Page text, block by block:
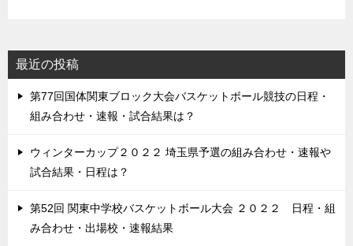
最近の投稿
第77回国体関東ブロック大会バスケットボール競技の日程・
組み合わせ・速報・試合結果は？
ウィンターカップ２０２２ 埼玉県予選の組み合わせ・速報や
試合結果・日程は？
第52回 関東中学校バスケットボール大会 ２０２２ 日程・組
み合わせ・出場校・速報結果